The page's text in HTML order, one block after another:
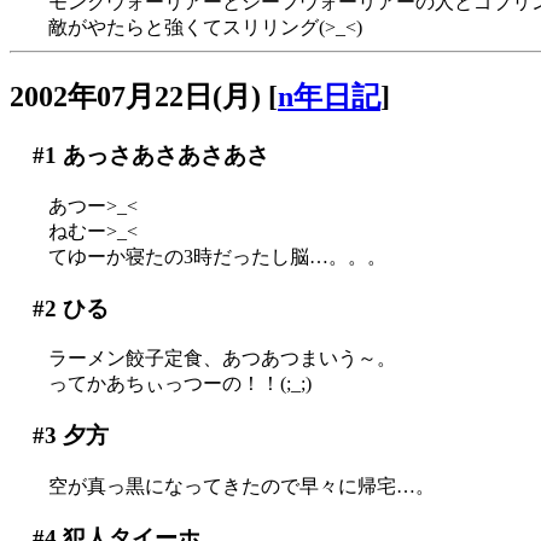
敵がやたらと強くてスリリング(>_<)
2002年07月22日(月) [n年日記]
#1 あっさあさあさあさ
あつー>_<
ねむー>_<
てゆーか寝たの3時だったし脳…。。。
#2 ひる
ラーメン餃子定食、あつあつまいう～。
ってかあちぃっつーの！！(;_;)
#3 夕方
空が真っ黒になってきたので早々に帰宅…。